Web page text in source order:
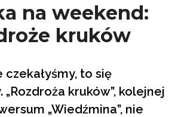
na weekend:
kruków
to się
„Rozdroża kruków”, kolejnej
„Wiedźmina”, nie